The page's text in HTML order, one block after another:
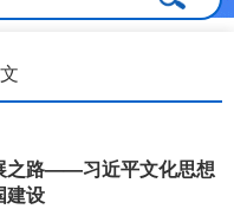
之路——习近平文化思想
建设